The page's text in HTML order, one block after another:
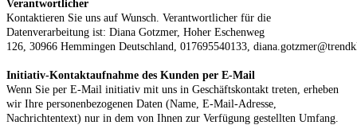
Verantwortlicher
Kontaktieren Sie uns auf Wunsch. Verantwortlicher für die
Datenverarbeitung ist: Diana Gotzmer, Hoher Eschenweg
126, 30966 Hemmingen Deutschland, 017695540133,
Initiativ-Kontaktaufnahme des Kunden per E-Mail
Wenn Sie per E-Mail initiativ mit uns in Geschäftskontakt treten, erheben
wir Ihre personenbezogenen Daten (Name, E-Mail-Adresse,
Nachrichtentext) nur in dem von Ihnen zur Verfügung gestellten Umfang.